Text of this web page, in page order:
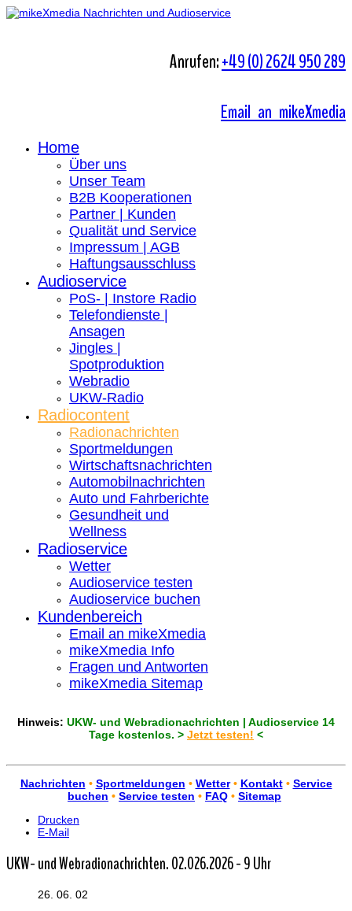
Anrufen:+49 (0) 2624 950 289
Email an mikeXmedia
Home
Über uns
Unser Team
B2B Kooperationen
Partner | Kunden
Qualität und Service
Impressum | AGB
Haftungsausschluss
Audioservice
PoS- | Instore Radio
Telefondienste |
Ansagen
Jingles |
Spotproduktion
Webradio
UKW-Radio
Radiocontent
Radionachrichten
Sportmeldungen
Wirtschaftsnachrichten
Automobilnachrichten
Auto und Fahrberichte
Gesundheit und
Wellness
Radioservice
Wetter
Audioservice testen
Audioservice buchen
Kundenbereich
Email an mikeXmedia
mikeXmedia Info
Fragen und Antworten
mikeXmedia Sitemap
Hinweis: UKW- und Webradionachrichten | Audioservice 14
Tage kostenlos. > Jetzt testen! <
Nachrichten • Sportmeldungen • Wetter• Kontakt • Service
buchen • Service testen • FAQ • Sitemap
Drucken
E-Mail
UKW- und Webradionachrichten. 02.026.2026 - 9 Uhr
26. 06. 02